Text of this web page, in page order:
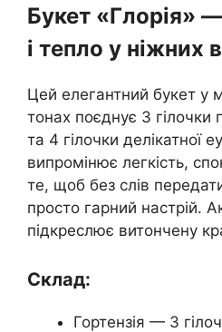
Букет «Глорія»
і тепло у ніжних
Цей елегантний букет у
тонах поєднує 3 гілочки
та 4 гілочки делікатної
випромінює легкість,
те, щоб без слів
просто гарний настрій.
підкреслює витончену
Склад:
Гортензія — 3